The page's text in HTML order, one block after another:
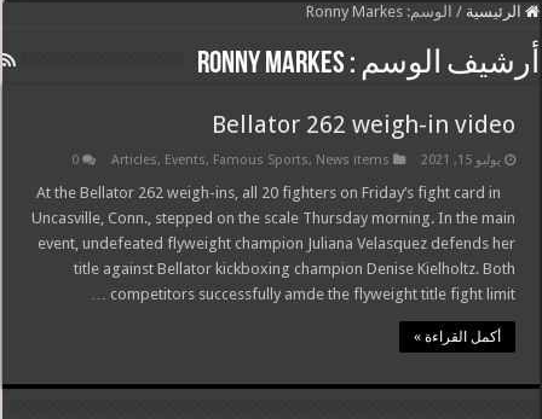
الرئيسية / الوسم:Ronny Markes
أرشيف الوسم : Ronny Markes
Bellator 262 weigh-in video
يوليو 15, 2021 Articles, Events, Famous Sports, News items
0
At the Bellator 262 weigh-ins, all 20 fighters on Friday’s fight card in
Uncasville, Conn., stepped on the scale Thursday morning. In the main
event, undefeated flyweight champion Juliana Velasquez defends her
title against Bellator kickboxing champion Denise Kielholtz. Both
competitors successfully amde the flyweight title fight limit …
أكمل القراءة »